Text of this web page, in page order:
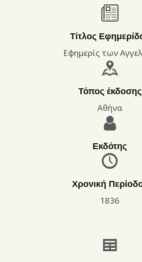
ΨΗΦΙΑΚΌ ΑΡΧΕΊΟ
ΔΡΑΣΤΗΡΙΟΤΗΤΕΣ
ΕΠΙΚΟΙΝΩΝΊΑ
ΌΡΟΙ ΧΡΉΣΗΣ
Τίτλος
Εφημερίς των
Τόπος έκδοσης
Αθήνα
Εκδότης
Χρονική
1836